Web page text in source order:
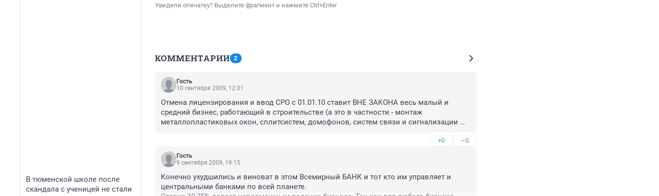
В тюменской школе после
скандала с ученицей не стали
Увидели опечатку? Выделите фрагмент и нажмите Ctrl+Enter
КОММЕНТАРИИ 2
Гость
10 сентября 2009, 12:31
Отмена лицензирования и ввод СРО с 01.01.10 ставит ВНЕ ЗАКОНА весь малый и
средний бизнес, работающий в строительстве (а это в частности - монтаж
металлопластиковых окон, сплитсистем, домофонов, систем связи и сигнализации
одинаковы хоть для ИП с штатом в 10 человек, хоть для крупной строительной
корпорации в 1000 человек. Вступительный взнос в СРО - один миллион рублей! Для
малого предприятия эта сумма неподъемна. Только в нашей области в малом
года пополнят ряды безработных по прихоти лоббирующих интересы крупного
строительного бизнеса депутатов госдумы и чиновников из правительства. Странно,
+0 –0
Гость
9 сентября 2009, 19:15
Конечно ухудшились и виноват в этом Всемирный БАНК и тот кто им управляет и
центральными банками по всей планете.